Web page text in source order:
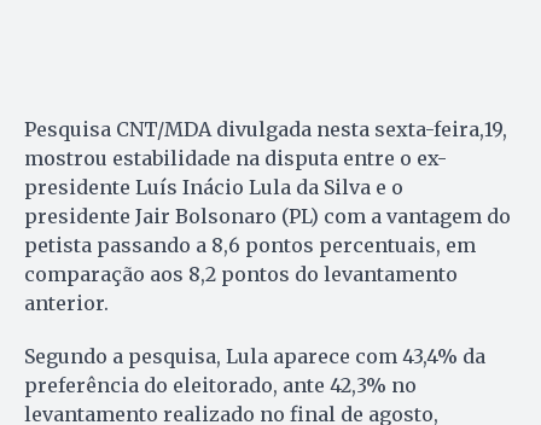
Pesquisa CNT/MDA divulgada nesta sexta-feira,19,
mostrou estabilidade na disputa entre o ex-
presidente Luís Inácio Lula da Silva e o
presidente Jair Bolsonaro (PL) com a vantagem do
petista passando a 8,6 pontos percentuais, em
comparação aos 8,2 pontos do levantamento
anterior.
Segundo a pesquisa, Lula aparece com 43,4% da
preferência do eleitorado, ante 42,3% no
levantamento realizado no final de agosto,